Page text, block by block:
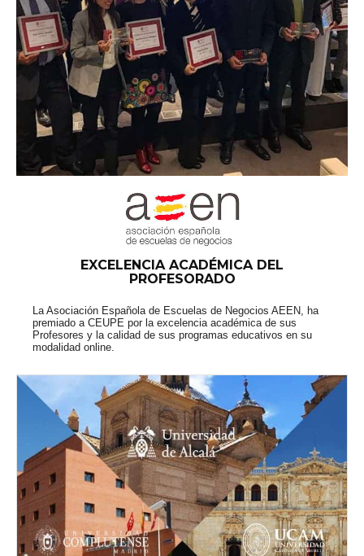
EXCELENCIA ACADÉMICA DEL
PROFESORADO
La Asociación Española de Escuelas de Negocios AEEN, ha
premiado a CEUPE por la excelencia académica de sus
Profesores y la calidad de sus programas educativos en su
modalidad online.